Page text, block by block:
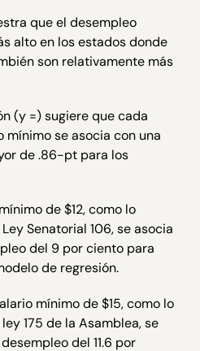
que el desempleo
alto en los estados donde
son relativamente más
(y =) sugiere que cada
mínimo se asocia con una
de .86-pt para los
de $12, como lo
Senatorial 106, se asocia
del 9 por ciento para
de regresión.
mínimo de $15, como lo
175 de la Asamblea, se
del 11.6 por